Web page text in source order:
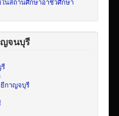
นสถานศึกษาอาชีวศึกษา
จนบุรี
ยีกาญจบุรี